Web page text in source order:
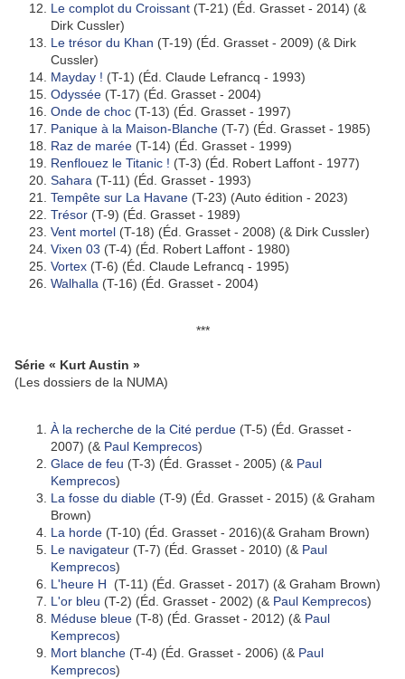
Le complot du Croissant (T-21) (Éd. Grasset - 2014) (&
Dirk Cussler)
Le trésor du Khan (T-19) (Éd. Grasset - 2009) (& Dirk
Cussler)
Mayday ! (T-1) (Éd. Claude Lefrancq - 1993)
Odyssée (T-17) (Éd. Grasset - 2004)
Onde de choc (T-13) (Éd. Grasset - 1997)
Panique à la Maison-Blanche (T-7) (Éd. Grasset - 1985)
Raz de marée (T-14) (Éd. Grasset - 1999)
Renflouez le Titanic ! (T-3) (Éd. Robert Laffont - 1977)
Sahara (T-11) (Éd. Grasset - 1993)
Tempête sur La Havane (T-23) (Auto édition - 2023)
Trésor (T-9) (Éd. Grasset - 1989)
Vent mortel (T-18) (Éd. Grasset - 2008) (& Dirk Cussler)
Vixen 03 (T-4) (Éd. Robert Laffont - 1980)
Vortex (T-6) (Éd. Claude Lefrancq - 1995)
Walhalla (T-16) (Éd. Grasset - 2004)
***
Série « Kurt Austin »
(Les dossiers de la NUMA)
À la recherche de la Cité perdue (T-5) (Éd. Grasset -
2007) (& Paul Kemprecos)
Glace de feu (T-3) (Éd. Grasset - 2005) (& Paul
Kemprecos)
La fosse du diable (T-9) (Éd. Grasset - 2015) (& Graham
Brown)
La horde (T-10) (Éd. Grasset - 2016)(& Graham Brown)
Le navigateur (T-7) (Éd. Grasset - 2010) (& Paul
Kemprecos)
L'heure H
(T-11) (Éd. Grasset - 2017) (& Graham Brown)
L'or bleu (T-2) (Éd. Grasset - 2002) (& Paul Kemprecos)
Méduse bleue (T-8) (Éd. Grasset - 2012) (& Paul
Kemprecos)
Mort blanche (T-4) (Éd. Grasset - 2006) (& Paul
Kemprecos)